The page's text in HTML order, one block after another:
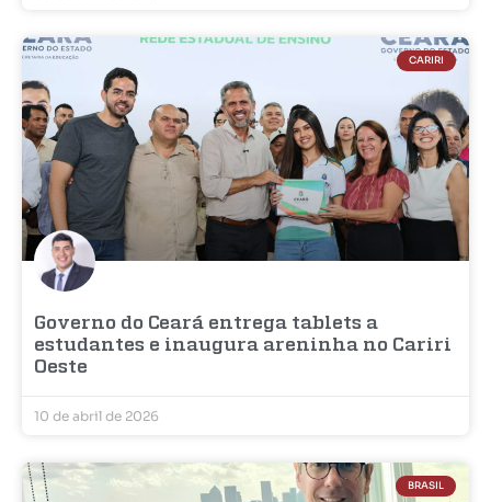
CARIRI
Governo do Ceará entrega tablets a
estudantes e inaugura areninha no Cariri
Oeste
10 de abril de 2026
BRASIL